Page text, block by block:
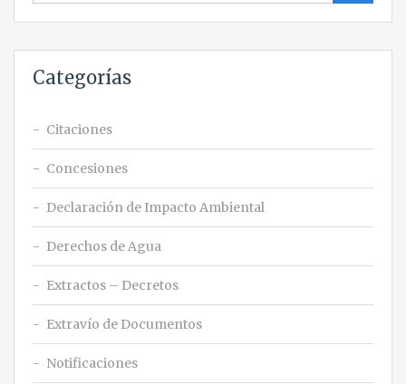
Categorías
Citaciones
Concesiones
Declaración de Impacto Ambiental
Derechos de Agua
Extractos – Decretos
Extravío de Documentos
Notificaciones